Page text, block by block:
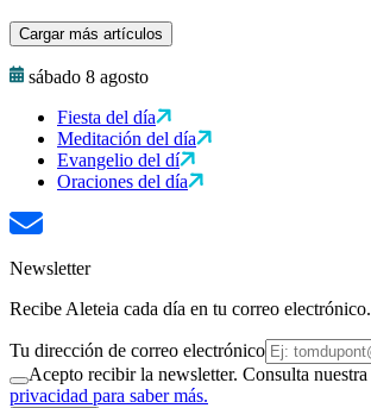
Cargar más artículos
sábado 8 agosto
Fiesta del día
Meditación del día
Evangelio del dí
Oraciones del día
Newsletter
Recibe Aleteia cada día en tu correo electrónico.
Tu dirección de correo electrónico
Acepto recibir la newsletter. Consulta nuestra
privacidad para saber más.